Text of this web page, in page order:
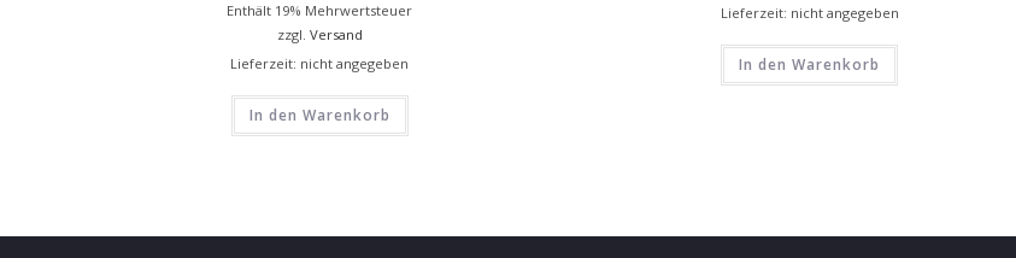
Enthält 19% Mehrwertsteuer
zzgl. Versand
Lieferzeit: nicht angegeben
In den Warenkorb
Lieferzeit: nicht angegeben
In den Warenkorb